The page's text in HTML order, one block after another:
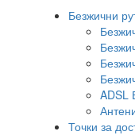
Безжични
ADSL
Точки за